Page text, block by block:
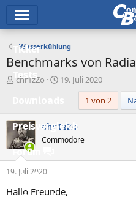
Ticker
Tests
Preisvergleich
Forum
Aktuelles
Empfohlene Inhalte
Wasserkühlung
Benchmarks von
E
e
l
l
e
chr1zZo
E
e
l
m
19. Juli 2020
1 von 2
chr1zZo
Commodore
19. Juli 2020
Hallo Freunde,